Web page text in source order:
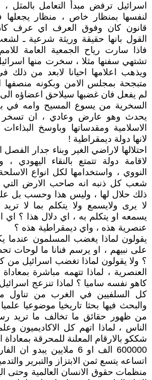
اسرائيل ترفض مبدأ التعامل بالمثل ،
لنفسها بمنظار خاص ، منظار يجعلها
قانون كان وفوق العرف اي عرف كان
القول بانها حقيقة وريثة شرعية ـ
فاذا سارت رياح الجمعية العامة
تشتهي سفنها مثلا ، سخرت منها
ويذهب اعلامها احيانا لابعد من ذلك
متبجحة بمجلس الامن وبكونه منصفها
لم يفعل فان غضبها سيلاحق اعضاؤه
السخرية من يسوع المسيح وامه في
يحدث وهو عارض وعادي ، ان تسخر
الاسلامية ومقدساتها وباوسخ
لانها دولة ديمقراطية !
احتلالها لاراضي الغير وبناء جدار
لاقامة دولة تتمتع بالنقاء اليهودي ،
النووي ، واستخدامها لكل انواع
شعب كل ذنبه انه صاحب الارض
ذلك حلال لها ، وليس هذا وحسب بل
لا يرى ولايسمع ولا يتكلم بما لا
يسمعه او يتكلم به ، اي دلال هذا ؟ اي
عنصرية هذه ، واي ديمقراطية هذه ؟
يقولون لماذا يغضب المسلمون عندما
على نبيهم ، او يرسم فنانا ما لوحات
؟ ولا يقولون لماذا تغضب اسرائيل من
العنصرية ، لماذا تتهمه مباشرة
كاهو نفسه ساميا ؟ لماذا تنزعج
كل السلفيين في الغرب من تناول
والبحث فيها بحثا تاريخيا موضوعيا
من ظهور حقائق ما تخالف ما تريد
الناس ، لماذا اتهم كل الاكاديميون
شككو بالارقام المعلنة للمحرقة بمعاداة
600000 الف او 6 ملايين يبدو
اتساعه يتسع ثمن الابتزاز والتبرير
منظمات حقوق الانسان العالمية وحتى